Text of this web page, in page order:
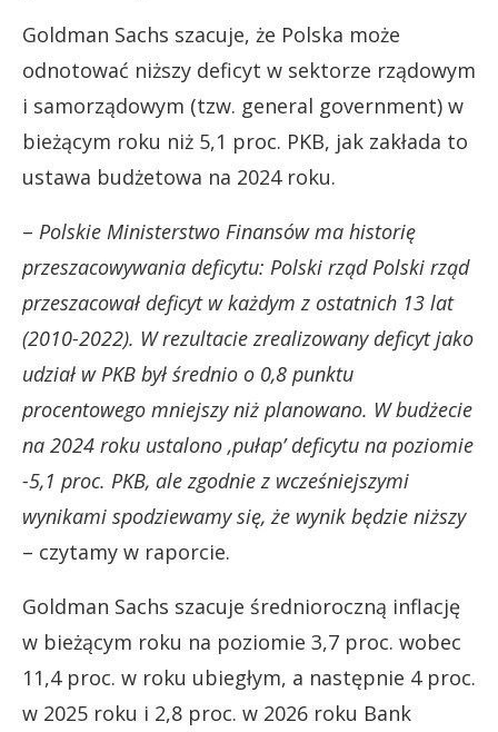
Goldman Sachs szacuje, że Polska może
odnotować niższy deficyt w sektorze rządowym
i samorządowym (tzw. general government) w
bieżącym roku niż 5,1 proc. PKB, jak zakłada to
ustawa budżetowa na 2024 roku.
– Polskie Ministerstwo Finansów ma historię
przeszacowywania deficytu: Polski rząd Polski rząd
przeszacował deficyt w każdym z ostatnich 13 lat
(2010-2022). W rezultacie zrealizowany deficyt jako
udział w PKB był średnio o 0,8 punktu
procentowego mniejszy niż planowano. W budżecie
na 2024 roku ustalono ‚pułap’ deficytu na poziomie
-5,1 proc. PKB, ale zgodnie z wcześniejszymi
wynikami spodziewamy się, że wynik będzie niższy
– czytamy w raporcie.
Goldman Sachs szacuje średnioroczną inflację
w bieżącym roku na poziomie 3,7 proc. wobec
11,4 proc. w roku ubiegłym, a następnie 4 proc.
w 2025 roku i 2,8 proc. w 2026 roku Bank